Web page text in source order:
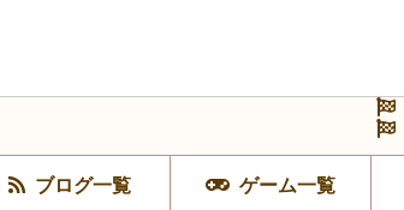
ブログ一覧 ゲーム一覧